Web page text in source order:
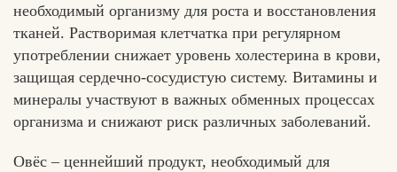
необходимый организму для роста и восстановления
тканей. Растворимая клетчатка при регулярном
употреблении снижает уровень холестерина в крови,
защищая сердечно-сосудистую систему. Витамины и
минералы участвуют в важных обменных процессах
организма и снижают риск различных заболеваний.
Овёс – ценнейший продукт, необходимый для